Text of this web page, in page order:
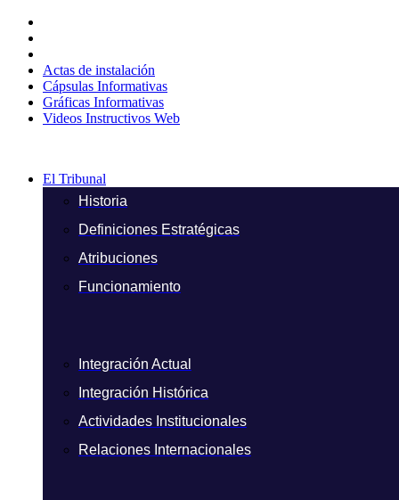
contenido
Actas de instalación
Cápsulas Informativas
Gráficas Informativas
Videos Instructivos Web
El Tribunal
Historia
Definiciones Estratégicas
Atribuciones
Funcionamiento
Integración Actual
Integración Histórica
Actividades Institucionales
Relaciones Internacionales